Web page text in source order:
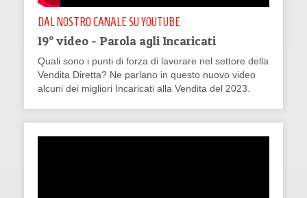
DAL NOSTRO CANALE SU YOUTUBE
19° video - Parola agli Incaricati
Quali sono i punti di forza di lavorare nel settore della
Vendita Diretta? Ne parlano in questo nuovo video
alcuni dei migliori Incaricati alla Vendita del 2023.